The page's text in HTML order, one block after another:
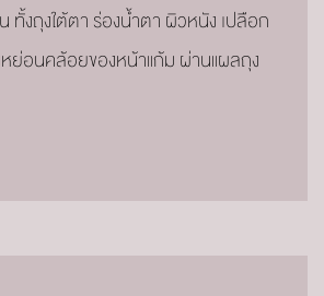
ทั้งถุงใต้ตา ร่องน้ำตา ผิวหนัง เปลือก
หย่อนคล้อยของหน้าแก้ม ผ่านแผลถุง